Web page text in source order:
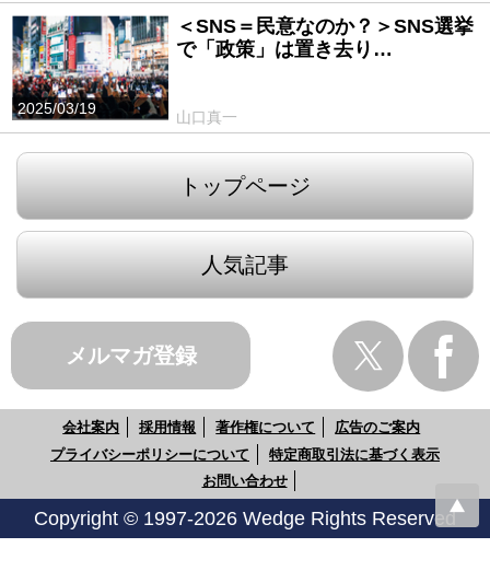
2025/03/19
＜SNS＝民意なのか？＞SNS選挙
で「政策」は置き去り…
山口真一
トップページ
人気記事
メルマガ登録
会社案内 採用情報 著作権について
広告のご案内
プライバシーポリシーについて
特定商取引法に基づく表示
お問い合わせ
Copyright © 1997-2026 Wedge Rights Reserved